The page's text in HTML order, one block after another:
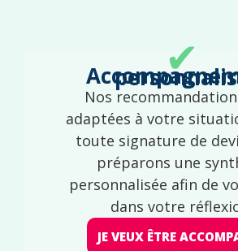
✔
Accompagnement
Nos
adaptées à votre
toute signature de
préparons une
personnalisée afin de
dans votre
JE VEUX ÊTRE